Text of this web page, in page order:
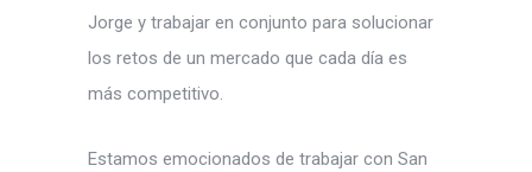
Jorge y trabajar en conjunto para solucionar
los retos de un mercado que cada día es
más competitivo.
Estamos emocionados de trabajar con San